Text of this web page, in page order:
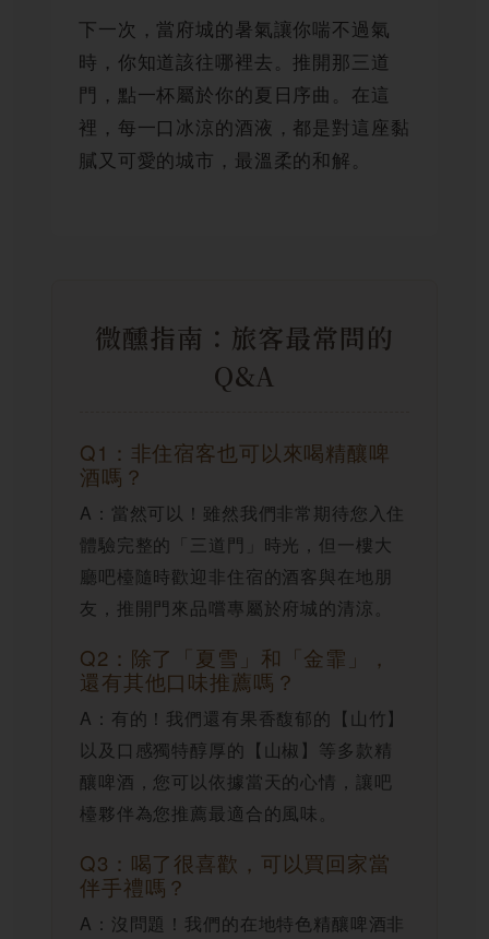
下一次，當府城的暑氣讓你喘不過氣
時，你知道該往哪裡去。推開那三道
門，點一杯屬於你的夏日序曲。在這
裡，每一口冰涼的酒液，都是對這座黏
膩又可愛的城市，最溫柔的和解。
微醺指南：旅客最常問的
Q&A
Q1：非住宿客也可以來喝精釀啤
酒嗎？
A：當然可以！雖然我們非常期待您入住
體驗完整的「三道門」時光，但一樓大
廳吧檯隨時歡迎非住宿的酒客與在地朋
友，推開門來品嚐專屬於府城的清涼。
Q2：除了「夏雪」和「金霏」，
還有其他口味推薦嗎？
A：有的！我們還有果香馥郁的【山竹】
以及口感獨特醇厚的【山椒】等多款精
釀啤酒，您可以依據當天的心情，讓吧
檯夥伴為您推薦最適合的風味。
Q3：喝了很喜歡，可以買回家當
伴手禮嗎？
A：沒問題！我們的在地特色精釀啤酒非